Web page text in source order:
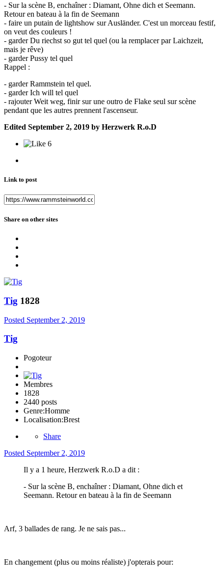
- Sur la scène B, enchaîner : Diamant, Ohne dich et Seemann.
Retour en bateau à la fin de Seemann
- faire un putain de lightshow sur Ausländer. C'est un morceau festif,
on veut des couleurs !
- garder Du riechst so gut tel quel (ou la remplacer par Laichzeit,
mais je rêve)
- garder Pussy tel quel
Rappel :
- garder Rammstein tel quel.
- garder Ich will tel quel
- rajouter Weit weg, finir sur une outro de Flake seul sur scène
pendant que les autres prennent l'ascenseur.
Edited September 2, 2019 by Herzwerk R.o.D
6
Link to post
Share on other sites
Tig 1828
Posted September 2, 2019
Tig
Pogoteur
Membres
1828
2440 posts
Genre:Homme
Localisation:Brest
Share
Posted September 2, 2019
Il y a 1 heure, Herzwerk R.o.D a dit :
- Sur la scène B, enchaîner : Diamant, Ohne dich et
Seemann. Retour en bateau à la fin de Seemann
Arf, 3 ballades de rang. Je ne sais pas...
En changement (plus ou moins réaliste) j'opterais pour: